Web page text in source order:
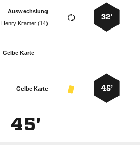
32’
Auswechslung
  
Gelbe Karte
45’
Gelbe Karte
45'